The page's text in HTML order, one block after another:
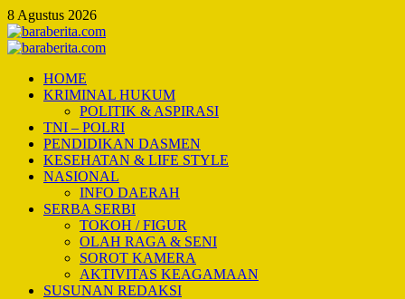
Skip
to
content
8 Agustus 2026
Primary
HOME
KRIMINAL HUKUM
POLITIK & ASPIRASI
TNI – POLRI
PENDIDIKAN DASMEN
KESEHATAN & LIFE STYLE
NASIONAL
INFO DAERAH
SERBA SERBI
TOKOH / FIGUR
OLAH RAGA & SENI
SOROT KAMERA
AKTIVITAS KEAGAMAAN
SUSUNAN REDAKSI